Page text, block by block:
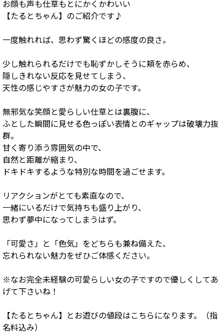
お顔も声も仕草もとにかくかわいい
【たるとちゃん】のご紹介です♪
一度触れれば、思わず驚くほどの感度の良さ。
少し触れられるだけでも恥ずかしそうに頬を赤らめ、
隠しきれない反応を見せてしまう、
天性の感じやすさが魅力の女の子です。
無邪気な笑顔と愛らしい仕草とは裏腹に、
ふとした瞬間に見せる色っぽい表情とのギャップは破壊力抜
群。
甘く寄り添う雰囲気の中で、
自然と距離が縮まり、
ドキドキするような特別な時間を過ごせます。
リアクションがとても素直なので、
一緒にいるだけで気持ちも盛り上がり、
思わず夢中になってしまうはず。
「可愛さ」と「色気」をどちらも兼ね備えた、
忘れられない魅力をぜひご体感ください。
※なお完全未経験の可愛らしい女の子ですので優しくしてあ
げて下さいね！
【たるとちゃん】とお遊びの値段はこちらになります。（指
名料込み）